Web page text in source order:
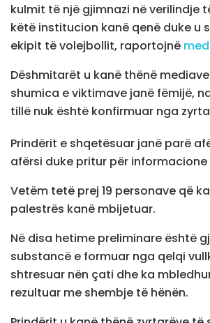
kulmit të një gjimnazi në verilindje
këtë institucion kanë qenë duke u
ekipit të volejbollit, raportojnë
Dëshmitarët u kanë thënë
shumica e viktimave janë fëmijë,
tillë nuk është konfirmuar nga
Prindërit e shqetësuar janë parë
afërsi duke pritur për informacione
Vetëm tetë prej 19 personave që
palestrës kanë mbijetuar.
Në disa hetime preliminare është
substancë e formuar nga qelqi
shtresuar nën çati dhe ka
rezultuar me shembje të hënën.